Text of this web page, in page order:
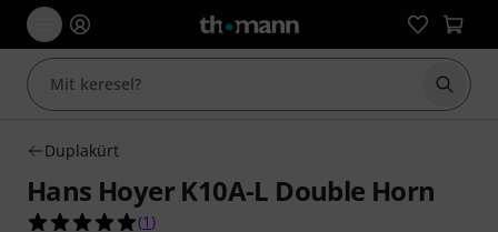
Duplakürt
Hans Hoyer K10A-L Double Horn
5.0/5 csillag, összesen 1 értékelés alapján
(1 )